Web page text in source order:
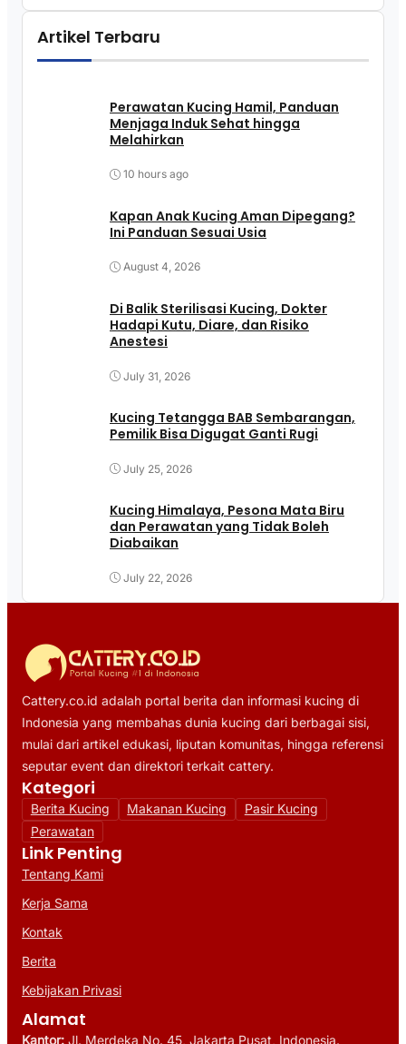
Artikel Terbaru
Perawatan Kucing Hamil, Panduan
Menjaga Induk Sehat hingga
Melahirkan
10 hours ago
Kapan Anak Kucing Aman Dipegang?
Ini Panduan Sesuai Usia
August 4, 2026
Di Balik Sterilisasi Kucing, Dokter
Hadapi Kutu, Diare, dan Risiko
Anestesi
July 31, 2026
Kucing Tetangga BAB Sembarangan,
Pemilik Bisa Digugat Ganti Rugi
July 25, 2026
Kucing Himalaya, Pesona Mata Biru
dan Perawatan yang Tidak Boleh
Diabaikan
July 22, 2026
Cattery.co.id adalah portal berita dan informasi kucing di
Indonesia yang membahas dunia kucing dari berbagai sisi,
mulai dari artikel edukasi, liputan komunitas, hingga referensi
seputar event dan direktori terkait cattery.
Kategori
Berita Kucing Makanan Kucing
Pasir Kucing
Perawatan
Link Penting
Tentang Kami
Kerja Sama
Kontak
Berita
Kebijakan Privasi
Alamat
Kantor: Jl. Merdeka No. 45, Jakarta Pusat, Indonesia.